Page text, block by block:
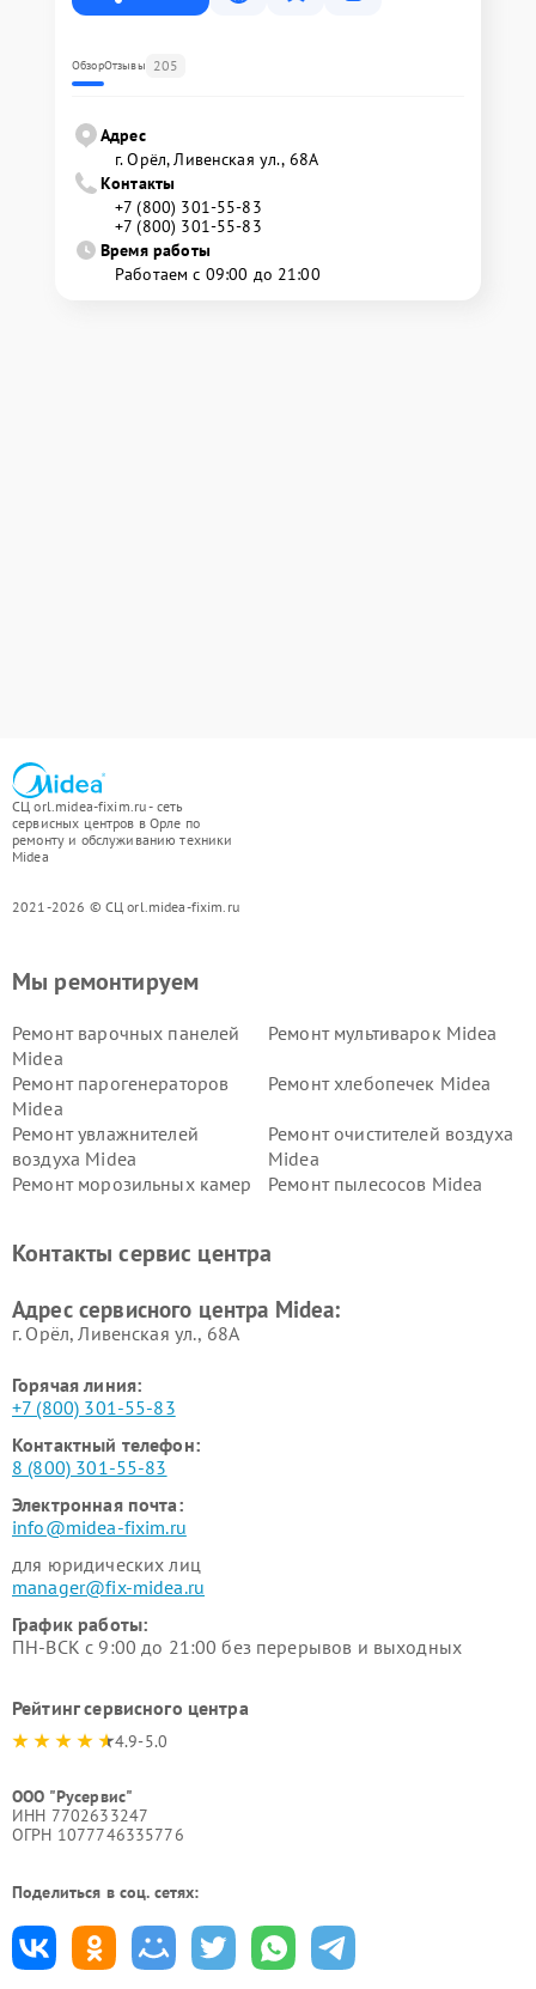
ОбзорОтзывы 205
Адрес
г. Орёл, Ливенская ул., 68А
Контакты
+7 (800) 301-55-83
+7 (800) 301-55-83
Время работы
Работаем с 09:00 до 21:00
СЦ orl.midea-fixim.ru - сеть
сервисных центров в Орле по
ремонту и обслуживанию техники
Midea
2021-2026 © СЦ orl.midea-fixim.ru
Мы ремонтируем
Ремонт варочных панелей
Midea
Ремонт мультиварок Midea
Ремонт парогенераторов
Midea
Ремонт хлебопечек Midea
Ремонт увлажнителей
воздуха Midea
Ремонт очистителей воздуха
Midea
Ремонт морозильных камер
Ремонт пылесосов Midea
пылесосов Midea
Midea
Контакты сервис центра
Адрес сервисного центра Midea:
г. Орёл, Ливенская ул., 68А
Горячая линия:
+7 (800) 301-55-83
Контактный телефон:
8 (800) 301-55-83
Электронная почта:
info@midea-fixim.ru
для юридических лиц
manager@fix-midea.ru
График работы:
ПН-ВСК с 9:00 до 21:00 без перерывов и выходных
Рейтинг сервисного центра
4.9-5.0
ООО "Русервис"
ИНН 7702633247
ОГРН 1077746335776
Поделиться в соц. сетях: